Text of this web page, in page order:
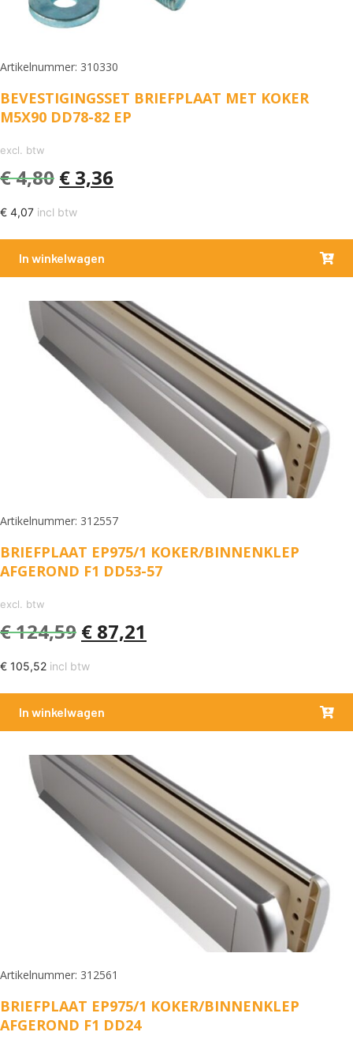
Artikelnummer: 310330
BEVESTIGINGSSET BRIEFPLAAT MET KOKER
M5X90 DD78-82 EP
excl. btw
€4,80 € 3,36
€ 4,07 incl btw
In winkelwagen
Artikelnummer: 312557
BRIEFPLAAT EP975/1 KOKER/BINNENKLEP
AFGEROND F1 DD53-57
excl. btw
€124,59 € 87,21
€ 105,52 incl btw
In winkelwagen
Artikelnummer: 312561
BRIEFPLAAT EP975/1 KOKER/BINNENKLEP
AFGEROND F1 DD24